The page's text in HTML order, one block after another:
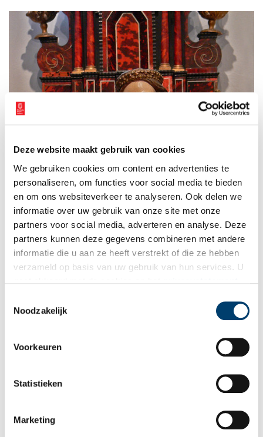
Deze website maakt gebruik van cookies
We gebruiken cookies om content en advertenties te
personaliseren, om functies voor social media te bieden
en om ons websiteverkeer te analyseren. Ook delen we
informatie over uw gebruik van onze site met onze
partners voor social media, adverteren en analyse. Deze
partners kunnen deze gegevens combineren met andere
informatie die u aan ze heeft verstrekt of die ze hebben
verzameld op basis van uw gebruik van hun services. U
Noodzakelijk
Voorkeuren
Statistieken
Marketing